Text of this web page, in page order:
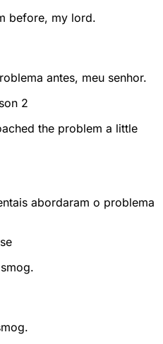
before, my lord.
antes, meu senhor.
2
the problem a little
abordaram o problema